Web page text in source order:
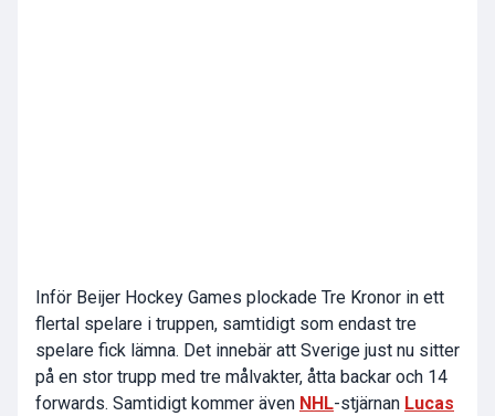
Inför Beijer Hockey Games plockade Tre Kronor in ett
flertal spelare i truppen, samtidigt som endast tre
spelare fick lämna. Det innebär att Sverige just nu sitter
på en stor trupp med tre målvakter, åtta backar och 14
forwards. Samtidigt kommer även NHL-stjärnan Lucas